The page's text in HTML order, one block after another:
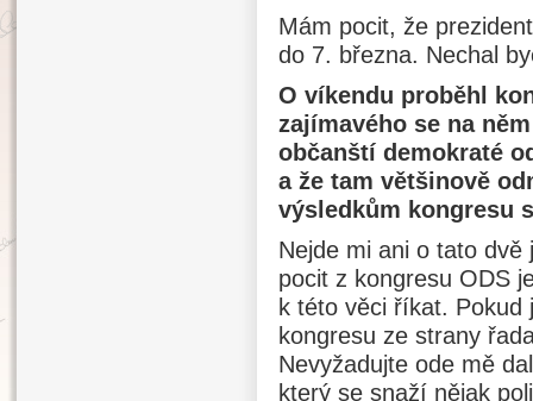
Mám pocit, že
do 7. března. Nechal
O víkendu proběhl
zajímavého se na
občanští demokraté
a že tam většinově
výsledkům kongresu
Nejde mi ani o tato
pocit z kongresu ODS
k této věci říkat. Pokud
kongresu ze strany
Nevyžadujte ode mě
který se snaží nějak